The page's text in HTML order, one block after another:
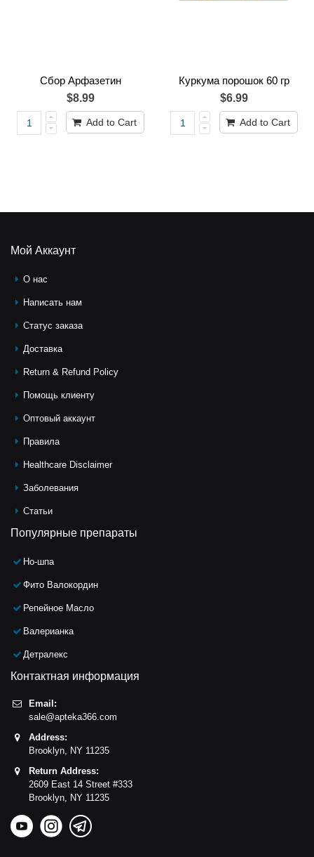
Сбор Арфазетин
$8.99
Add to Cart
Куркума порошок 60 гр
$6.99
Add to Cart
Мой Аккаунт
О нас
Написать нам
Статус заказа
Доставка
Return & Refund Policy
Помощь клиeнту
Оптовый аккаунт
Правила
Healthcare Disclaimer
Заболевания
Статьи
Популярные препараты
Но-шпа
Фито Валокордин
Репейное Масло
Валерианка
Детралекс
Контактная информация
Email:
sale@apteka366.com
Address:
Brooklyn, NY 11235
Return Address:
2609 East 14 Street #333
Brooklyn, NY 11235